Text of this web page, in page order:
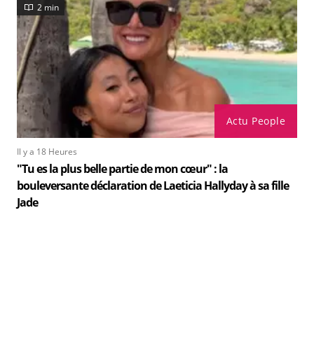
Actu People
2 min
Il y a 18 Heures
"Tu es la plus belle partie de mon cœur" : la
bouleversante déclaration de Laeticia Hallyday à sa fille
Jade